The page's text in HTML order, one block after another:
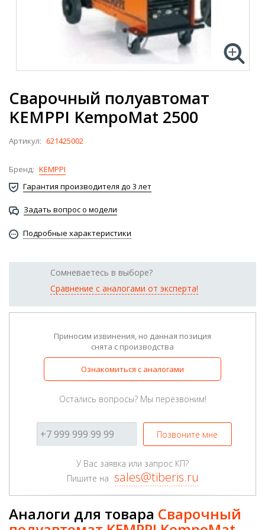
Сварочный полуавтомат
KEMPPI KempoMat 2500
Артикул: 621425002
Бренд: KEMPPI
Гарантия производителя до 3 лет
Задать вопрос о модели
Подробные характеристики
Сомневаетесь в выборе?
Сравнение с аналогами от эксперта!
Приносим извинения, но данная позиция
снята с производства
Ознакомиться с аналогами
Остались вопросы? Мы перезвоним!
Позвоните мне
У Вас заявка или запрос КП?
Пишите на sales@tiberis.ru
Аналоги для товара Сварочный